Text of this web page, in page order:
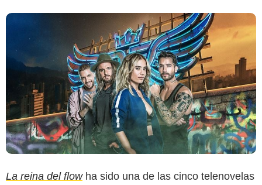
La reina del flowha sido una de las cinco telenovelas